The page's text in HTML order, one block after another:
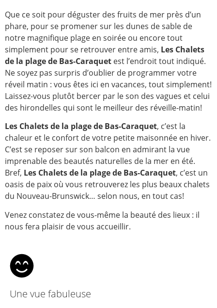
Que ce soit pour déguster des fruits de mer près d’un
phare, pour se promener sur les dunes de sable de
notre magnifique plage en soirée ou encore tout
simplement pour se retrouver entre amis, Les Chalets
de la plage de Bas-Caraquet est l’endroit tout indiqué.
Ne soyez pas surpris d’oublier de programmer votre
réveil matin : vous êtes ici en vacances, tout simplement!
Laissez-vous plutôt bercer par le son des vagues et celui
des hirondelles qui sont le meilleur des réveille-matin!
Les Chalets de la plage de Bas-Caraquet, c’est la
chaleur et le confort de votre petite maisonnée en hiver.
C’est se reposer sur son balcon en admirant la vue
imprenable des beautés naturelles de la mer en été.
Bref, Les Chalets de la plage de Bas-Caraquet, c’est un
oasis de paix où vous retrouverez les plus beaux chalets
du Nouveau-Brunswick… selon nous, en tout cas!
Venez constatez de vous-même la beauté des lieux : il
nous fera plaisir de vous accueillir.
Une vue fabuleuse